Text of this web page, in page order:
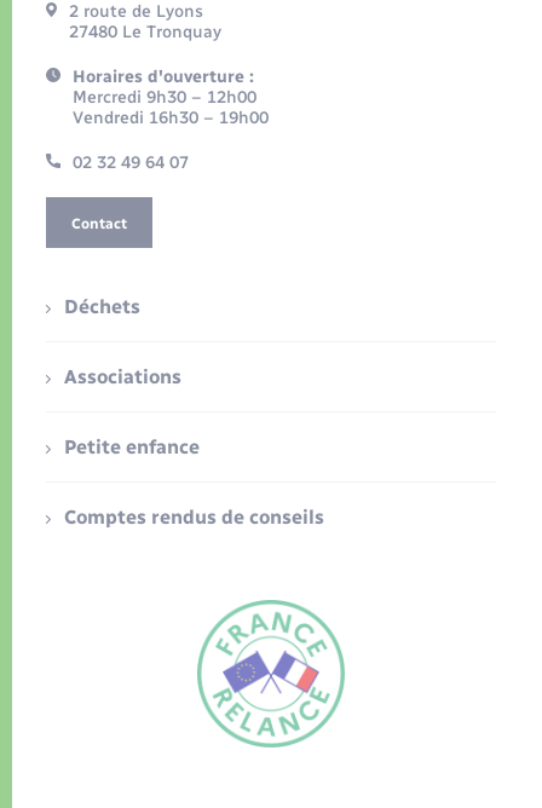
2 route de Lyons
27480 Le Tronquay
Horaires d'ouverture :
Mercredi 9h30 – 12h00
Vendredi 16h30 – 19h00
02 32 49 64 07
Contact
Déchets
Associations
Petite enfance
Comptes rendus de conseils